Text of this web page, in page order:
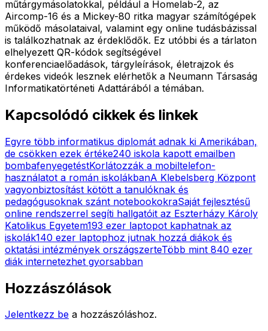
műtárgymásolatokkal, például a Homelab-2, az
Aircomp-16 és a Mickey-80 ritka magyar számítógépek
működő másolataival, valamint egy online tudásbázissal
is találkozhatnak az érdeklődők. Ez utóbbi és a tárlaton
elhelyezett QR-kódok segítségével
konferenciaelőadások, tárgyleírások, életrajzok és
érdekes videók lesznek elérhetők a Neumann Társaság
Informatikatörténeti Adattárából a témában.
Kapcsolódó cikkek és linkek
Egyre több informatikus diplomát adnak ki Amerikában,
de csökken ezek értéke240 iskola kapott emailben
bombafenyegetéstKorlátozzák a mobiltelefon-
használatot a román iskolákbanA Klebelsberg Központ
vagyonbiztosítást kötött a tanulóknak és
pedagógusoknak szánt notebookokraSaját fejlesztésű
online rendszerrel segíti hallgatóit az Eszterházy Károly
Katolikus Egyetem193 ezer laptopot kaphatnak az
iskolák140 ezer laptophoz jutnak hozzá diákok és
oktatási intézmények országszerteTöbb mint 840 ezer
diák internetezhet gyorsabban
Hozzászólások
Jelentkezz be a hozzászóláshoz.